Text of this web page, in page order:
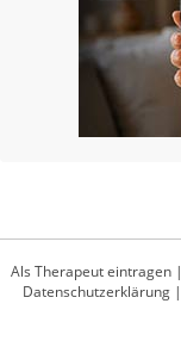
Als Therapeut eintragen |
Datenschutzerklärung|